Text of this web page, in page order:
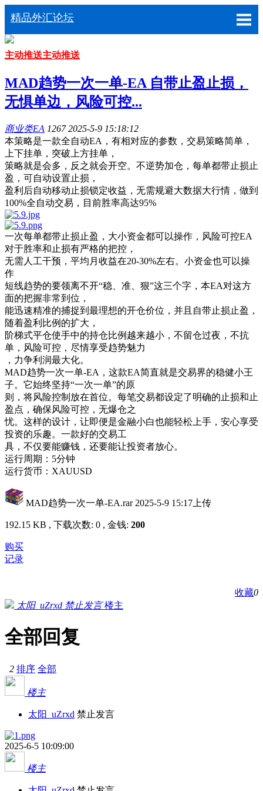
精品外汇论坛
主动推送主动推送
MAD趋势一次一单-EA 自带止盈止损，
无惧单边，风险可控...
商业类EA 1267 2025-5-9 15:18:12
本策略是一款全自动EA，有相对应的参数，交易策略简单，
上下挂单，突破上方挂单，
策略就是会多，反之就会开空。不逆势加仓，每单都带止损止
盈，可自动设置止损，
盈利后自动移动止损锁定收益，无需规避大数据大行情，做到
100%全自动交易，目前胜率高达95%
一次每单都带止损止盈，大小资金都可以操作，风险可控EA
对于胜率和止损有严格的把控，
无需人工干预，平均月收益在20-30%左右。小资金也可以操
作
短线趋势的要领离不开“稳、准、狠”这三个字，本EA对这方
面的把握非常到位，
能迅速精准的捕捉到最理想的开仓价位，并且自带止损止盈，
随着盈利比例的扩大，
阶梯式平仓使手中的持仓比例越来越小，不留仓过夜，不抗
单，风险可控，尽情享受趋势魅力
，力争利润最大化。
MAD趋势一次一单-EA，这款EA简直就是交易界的稳健小王
子。它始终坚持“一次一单”的原
则，将风险控制放在首位。每笔交易都设定了明确的止损和止
盈点，确保风险可控，无爆仓之
忧。这样的设计，让即便是金融小白也能轻松上手，安心享受
投资的乐趣。一款好的交易工
具，不仅要能赚钱，还要能让投资者放心。
运行周期：5分钟
运行货币：XAUUSD
MAD趋势一次一单-EA.rar 2025-5-9 15:17上传
192.15 KB , 下载次数: 0 , 金钱: 200
购买
记录
收藏0
太阳_uZrxd 禁止发言 楼主
全部回复
2 排序 全部
楼主
太阳_uZrxd 禁止发言
2025-6-5 10:09:00
楼主